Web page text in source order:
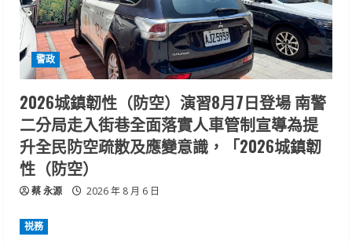
警政
2026城鎮韌性（防空）演習8月7日登場 南警
二分局走入街巷全面落實人車管制宣導為提
升全民防空疏散及應變意識，「2026城鎮韌
性（防空）
蔡 永源 2026 年 8 月 6 日
祱務